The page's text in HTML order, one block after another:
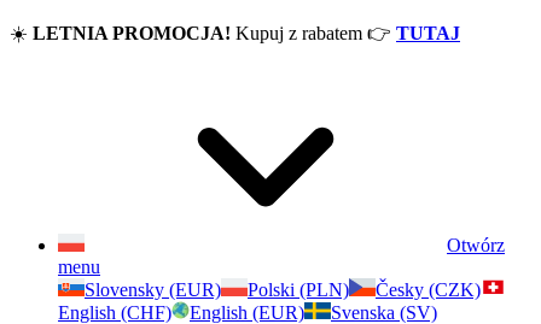
☀️ LETNIA PROMOCJA! Kupuj z rabatem 👉 TUTAJ
Otwórz
menu
Slovensky (EUR)
Polski (PLN)
Česky (CZK)
English (CHF)
English (EUR) Svenska (SV)